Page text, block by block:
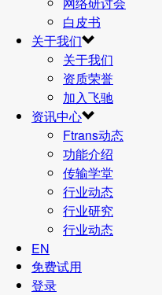
白皮书
关于我们
关于我们
资质荣誉
加入飞驰
资讯中心
Ftrans动态
功能介绍
传输学堂
行业动态
行业研究
行业动态
EN
免费试用
登录